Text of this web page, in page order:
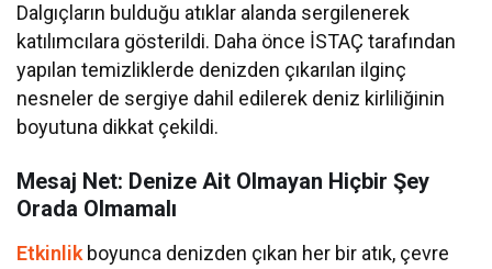
Dalgıçların bulduğu atıklar alanda sergilenerek
katılımcılara gösterildi. Daha önce İSTAÇ tarafından
yapılan temizliklerde denizden çıkarılan ilginç
nesneler de sergiye dahil edilerek deniz kirliliğinin
boyutuna dikkat çekildi.
Mesaj Net: Denize Ait Olmayan Hiçbir Şey
Orada Olmamalı
Etkinlik boyunca denizden çıkan her bir atık, çevre